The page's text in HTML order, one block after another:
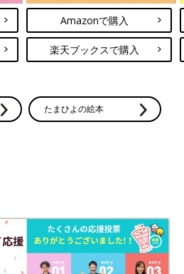
夏っぽくて、とてもかわいいですよ
とのこと。1点あたり394円でゲッ
しまむら、バースデイのミッフ
テム「子どもが一目ぼれ」「か
て声かけられる」大人気4選
の人から愛されているキャラクターの
Amazonで購入
楽天ブックスで購入
たまひよの絵本